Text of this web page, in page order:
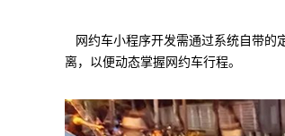
网约车小程序开发需通过系统自带的
离，以便动态掌握网约车行程。